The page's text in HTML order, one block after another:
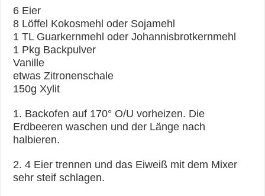
6 Eier
8 Löffel Kokosmehl oder Sojamehl
1 TL Guarkernmehl oder Johannisbrotkernmehl
1 Pkg Backpulver
Vanille
etwas Zitronenschale
150g Xylit
1. Backofen auf 170° O/U vorheizen. Die
Erdbeeren waschen und der Länge nach
halbieren.
2. 4 Eier trennen und das Eiweiß mit dem Mixer
sehr steif schlagen.